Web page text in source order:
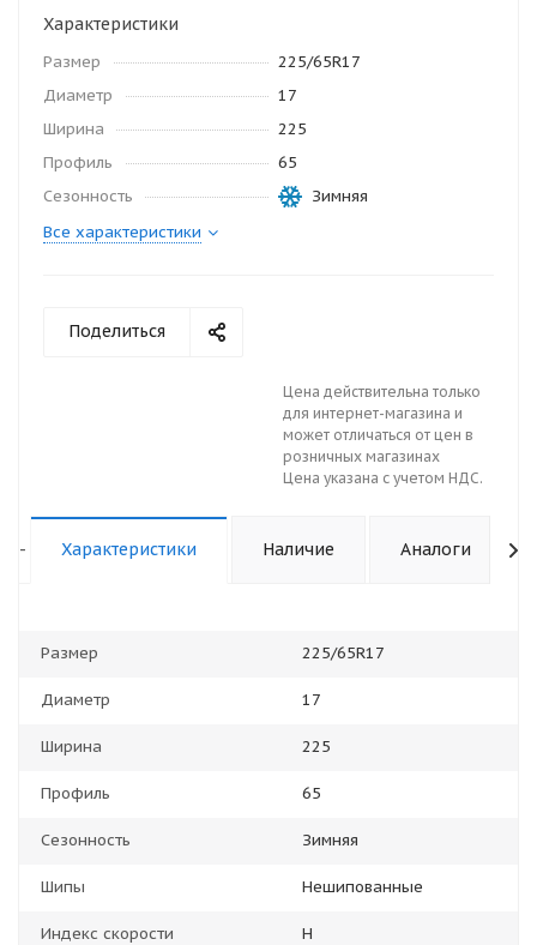
Характеристики
Размер
225/65R17
Диаметр
17
Ширина
225
Профиль
65
Сезонность
Зимняя
Все характеристики
Поделиться
Цена действительна только
для интернет-магазина и
может отличаться от цен в
розничных магазинах
Цена указана с учетом НДС.
- Характеристики Наличие Аналоги
Размер 225/65R17
Диаметр 17
Ширина 225
Профиль 65
Сезонность Зимняя
Шипы Нешипованные
Индекс скорости H